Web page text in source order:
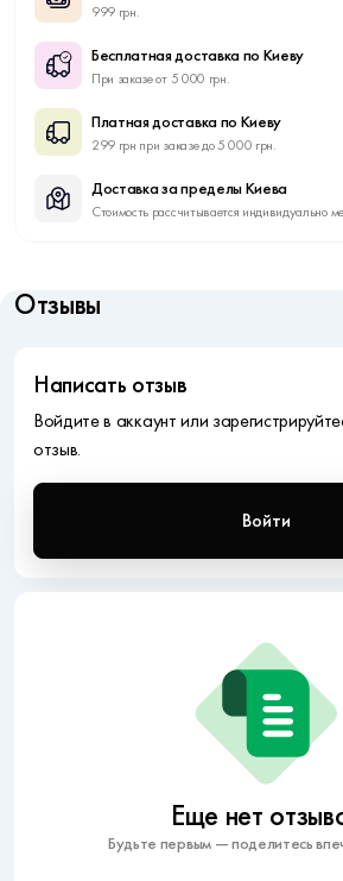
999 грн.
Бесплатная доставка по Киеву
При заказе от 5 000 грн.
Платная доставка по Киеву
299 грн при заказе до 5 000 грн.
Доставка за пределы Киева
Стоимость рассчитывается индивидуально
Отзывы
Еще нет
Будьте первым — поделитесь
Написать отзыв
Войдите в аккаунт или
отзыв.
Войти